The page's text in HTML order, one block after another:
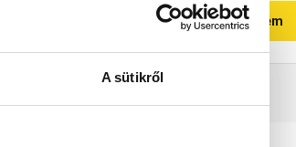
A sütikről
Megnézem